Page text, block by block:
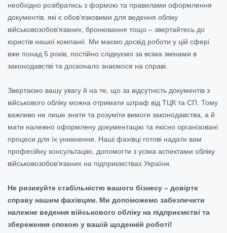
необхідно розібратись з формою та правилами оформлення
документів, які є обов'язковими для ведення обліку
військовозобов'язаних, бронювання тощо – звертайтесь до
юристів нашої компанії. Ми маємо досвід роботи у цій сфері
вже понад 5 років, постійно слідкуємо за всіма змінами в
законодавстві та досконало знаємося на справі.
Звертаємо вашу увагу й на те, що за відсутність документів з
військового обліку можна отримати штраф від ТЦК та СП. Тому
важливо не лише знати та розуміти вимоги законодавства, а й
мати належно оформлену документацію та якісно організовані
процеси для їх уникнення. Наші фахівці готові надати вам
професійну консультацію, допомогти з усіма аспектами обліку
військовозобов'язаних на підприємствах України.
Не ризикуйте стабільністю вашого бізнесу – довірте
справу нашим фахівцям. Ми допоможемо забезпечити
належне ведення військового обліку на підприємстві та
збереження спокою у вашій щоденній роботі!